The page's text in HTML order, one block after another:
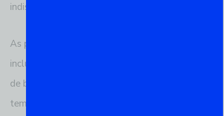
indispensável.
As palavras-chave focadas nesta introdução
incluem “psql”, “PostgreSQL” e “gerenciamento
de banco de dados”, refletindo a essência e os
temas centrais do que será abordado neste